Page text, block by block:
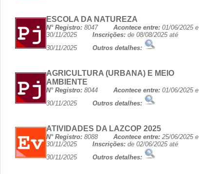
ESCOLA DA NATUREZA
N° Registro: 8047 Acontece entre: 01/06/2025 e
30/11/2025 Inscrições: de 08/08/2025 até
30/11/2025 Outros detalhes:
AGRICULTURA (URBANA) E MEIO
AMBIENTE
N° Registro: 8044 Acontece entre: 01/06/2025 e
30/11/2025 Outros detalhes:
ATIVIDADES DA LAZCOP 2025
N° Registro: 8088 Acontece entre: 25/06/2025 e
30/11/2025 Inscrições: de 02/06/2025 até
30/11/2025 Outros detalhes: